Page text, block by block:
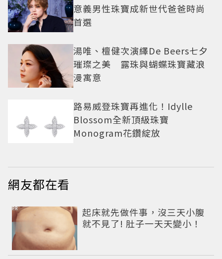
意義男性珠寶成新世代爸爸時尚
首選
湯唯、檀健次演繹De Beers七夕
璀璨之美 露珠與蝴蝶珠寶藏浪
漫寓意
路易威登珠寶再進化！Idylle
Blossom全新頂級珠寶
Monogram花鑽綻放
網友都在看
起床就先做件事，沒三天小腹
就不見了! 肚子一天天變小！
PR